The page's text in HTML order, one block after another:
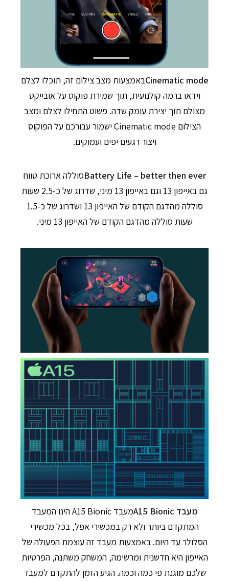
Cinematic modeבאמצעות מצב צילום זה, תוכלו לצלם
וידאו ברמה קולנועית, תוך שמירת פוקוס על אובייקט
מצולם תוך יצירת עומק שדה. פשוט התחילו לצלם ומצב
הצילום Cinematic mode ישמור עבורכם על הפוקוס
ויצור רגעים יפים ועמוקים.
Battery Life – better then everסוללה ארוכת טווח
גם באייפון 13 וגם באייפון 13 מיני, שדרוג של כ-2.5 שעות
סוללה מהדגם הקודם של האייפון 13 ושדרוג של כ-1.5
שעות סוללה מהדגם הקודם של האייפון 13 מיני.
מעבד A15 Bionic
מעבד A15 Bionic הינו המעבד
המתקדם ביותר ולא רק במכשירי אפל, בכל מכשירי
הסלולר עד היום. באמצעות מעבד זה עוצמת הפעולה של
האייפון היא חדשנית ומרשימה, המשחק משתנה, הפרטיות
שלכם מוגנת פי כמה וכמה. הגיע הזמן להתקדם למעבד